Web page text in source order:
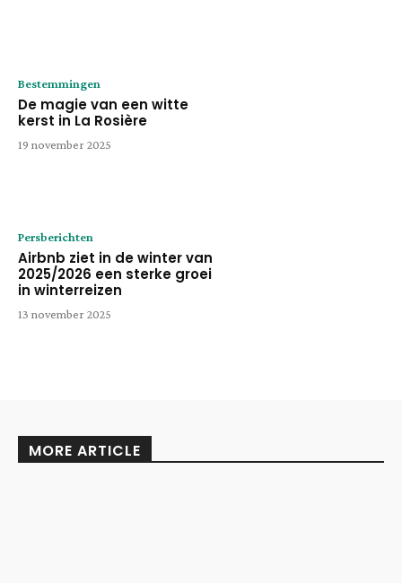
Bestemmingen
De magie van een witte
kerst in La Rosière
19 november 2025
Persberichten
Airbnb ziet in de winter van
2025/2026 een sterke groei
in winterreizen
13 november 2025
MORE ARTICLE